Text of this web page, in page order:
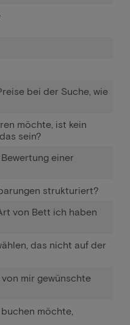
bei der Suche, wie
möchte, ist kein
sein?
einer
strukturiert?
von Bett ich haben
das nicht auf der
mir gewünschte
möchte,